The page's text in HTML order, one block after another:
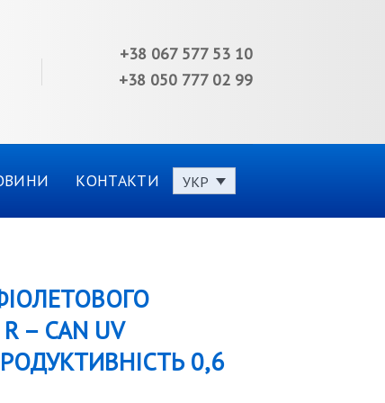
+38 067 577 53 10
+38 050 777 02 99
КОНТАКТИ УКР
CAN UV
0,6